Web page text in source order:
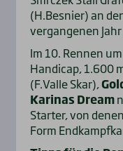
(H.Besnier) an
vergangenen
Im 10. Rennen
Handicap, 1.600
(F.Valle Skar),
Karinas Dream
Starter, von
Form